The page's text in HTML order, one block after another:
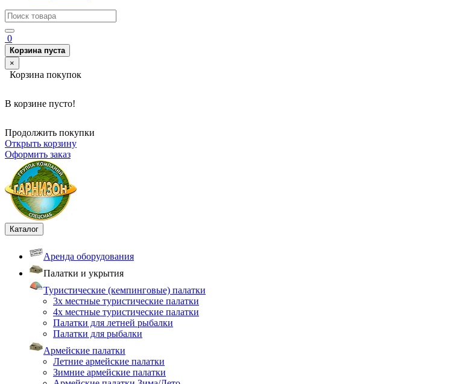
0
Корзина пуста
×
Корзина покупок
В корзине пусто!
Продолжить покупки
Открыть корзину
Оформить заказ
Каталог
Аренда оборудования
Палатки и укрытия
Туристические (кемпинговые) палатки
3х местные туристические палатки
4х местные туристические палатки
Палатки для летней рыбалки
Палатки для рыбалки
Армейские палатки
Летние армейские палатки
Зимние армейские палатки